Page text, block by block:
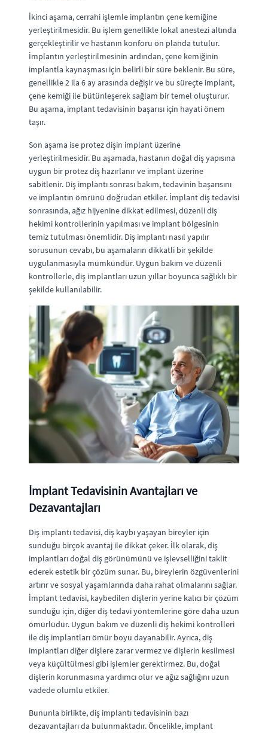
İkinci aşama, cerrahi işlemle implantın çene kemiğine
yerleştirilmesidir. Bu işlem genellikle lokal anestezi altında
gerçekleştirilir ve hastanın konforu ön planda tutulur.
İmplantın yerleştirilmesinin ardından, çene kemiğinin
implantla kaynaşması için belirli bir süre beklenir. Bu süre,
genellikle 2 ila 6 ay arasında değişir ve bu süreçte implant,
çene kemiği ile bütünleşerek sağlam bir temel oluşturur.
Bu aşama, implant tedavisinin başarısı için hayati önem
taşır.
Son aşama ise protez dişin implant üzerine
yerleştirilmesidir. Bu aşamada, hastanın doğal diş yapısına
uygun bir protez diş hazırlanır ve implant üzerine
sabitlenir. Diş implantı sonrası bakım, tedavinin başarısını
ve implantın ömrünü doğrudan etkiler. İmplant diş tedavisi
sonrasında, ağız hijyenine dikkat edilmesi, düzenli diş
hekimi kontrollerinin yapılması ve implant bölgesinin
temiz tutulması önemlidir. Diş implantı nasıl yapılır
sorusunun cevabı, bu aşamaların dikkatli bir şekilde
uygulanmasıyla mümkündür. Uygun bakım ve düzenli
kontrollerle, diş implantları uzun yıllar boyunca sağlıklı bir
şekilde kullanılabilir.
İmplant Tedavisinin Avantajları ve
Dezavantajları
Diş implantı tedavisi, diş kaybı yaşayan bireyler için
sunduğu birçok avantaj ile dikkat çeker. İlk olarak, diş
implantları doğal diş görünümünü ve işlevselliğini taklit
ederek estetik bir çözüm sunar. Bu, bireylerin özgüvenlerini
artırır ve sosyal yaşamlarında daha rahat olmalarını sağlar.
İmplant tedavisi, kaybedilen dişlerin yerine kalıcı bir çözüm
sunduğu için, diğer diş tedavi yöntemlerine göre daha uzun
ömürlüdür. Uygun bakım ve düzenli diş hekimi kontrolleri
ile diş implantları ömür boyu dayanabilir. Ayrıca, diş
implantları diğer dişlere zarar vermez ve dişlerin kesilmesi
veya küçültülmesi gibi işlemler gerektirmez. Bu, doğal
dişlerin korunmasına yardımcı olur ve ağız sağlığını uzun
vadede olumlu etkiler.
Bununla birlikte, diş implantı tedavisinin bazı
dezavantajları da bulunmaktadır. Öncelikle, implant